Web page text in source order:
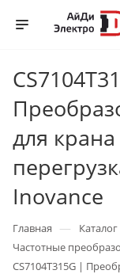
для
Inovance
Главная — Каталог
Частотные
CS7104T315G |